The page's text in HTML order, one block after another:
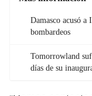
Damasco acusó a
bombardeos
Tomorrowland
días de su